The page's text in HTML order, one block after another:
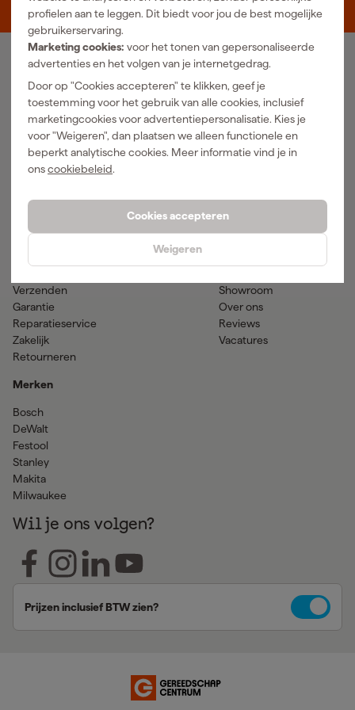
profielen aan te leggen. Dit biedt voor jou de best mogelijke
gebruikerservaring.
Marketing cookies: voor het tonen van gepersonaliseerde
advertenties en het volgen van je internetgedrag.
Door op "Cookies accepteren" te klikken, geef je
toestemming voor het gebruik van alle cookies, inclusief
marketingcookies voor advertentiepersonalisatie. Kies je
voor "Weigeren", dan plaatsen we alleen functionele en
beperkt analytische cookies. Meer informatie vind je in
onscookiebeleid.
Cookies accepteren
Weigeren
Luchtgereedschap
Elektra
Reiniging
Klimaatbeheersing
Bevestigingsmateriaal
Transport en werkplaats
Handgereedschap
Meetgereedschap
Elektrisch gereedschap
Accu gereedschap
Verf & verfbenodigdheden
Hulp & contact
Verzenden
Garantie
Reparatieservice
Zakelijk
Retourneren
Merken
Bosch
DeWalt
Festool
Stanley
Makita
Milwaukee
Gereedschapcentrum
Showroom
Over ons
Reviews
Vacatures
Wil je ons volgen?
Prijzen inclusief BTW zien?